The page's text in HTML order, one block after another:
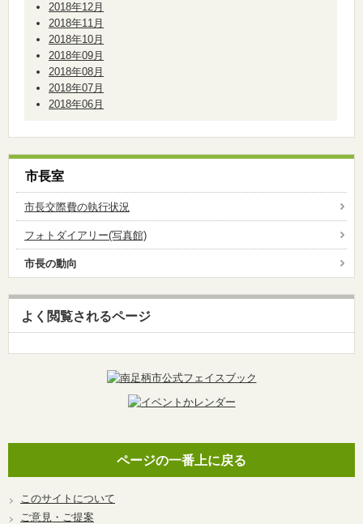
2018年12月
2018年11月
2018年10月
2018年09月
2018年08月
2018年07月
2018年06月
市長室
市長交際費の執行状況
フォトダイアリー(写真館)
市長の動向
よく閲覧されるページ
ページの一番上に戻る
このサイトについて
ご意見・ご提案